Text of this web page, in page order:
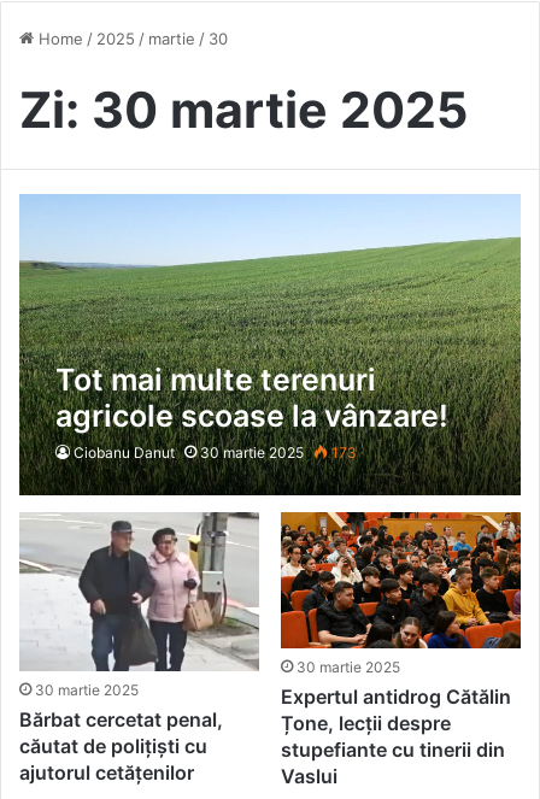
Home / 2025 / martie / 30
Zi: 30 martie 2025
Tot mai multe terenuri
agricole scoase la vânzare!
Comunele fruntașe sunt
Pădureni, Dimitrie Cantemir,
Dănești și Berezeni
Ciobanu Danut 30 martie 2025 173
30 martie 2025
Bărbat cercetat penal,
căutat de polițiști cu
ajutorul cetățenilor
30 martie 2025
Expertul antidrog Cătălin
Țone, lecții despre
stupefiante cu tinerii din
Vaslui